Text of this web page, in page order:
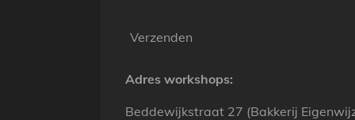
Verzenden
Adres workshops:
Beddewijkstraat 27 (Bakkerij